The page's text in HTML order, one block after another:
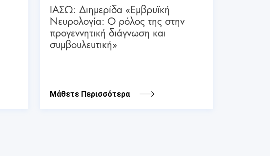
ΙΑΣΩ: Διημερίδα «Εμβρυϊκή
Νευρολογία: Ο ρόλος της στην
προγεννητική διάγνωση και
συμβουλευτική»
Μάθετε Περισσότερα